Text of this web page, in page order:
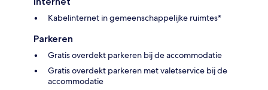
Kabelinternet in gemeenschappelijke ruimtes*
Parkeren
Gratis overdekt parkeren bij de accommodatie
Gratis overdekt parkeren met valetservice bij de
accommodatie